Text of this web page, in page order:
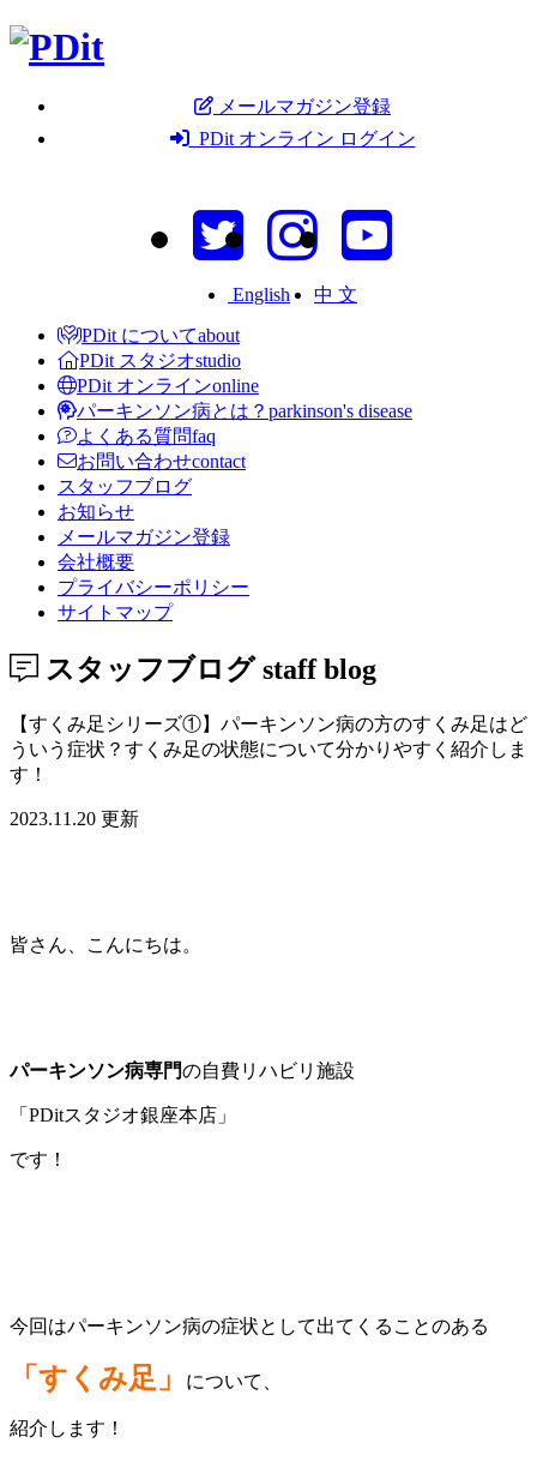
メールマガジン登録
PDit オンライン ログイン
English
中 文
PDit についてabout
PDit スタジオstudio
PDit オンラインonline
パーキンソン病とは？ parkinson's disease
よくある質問faq
お問い合わせcontact
スタッフブログ
お知らせ
メールマガジン登録
会社概要
プライバシーポリシー
サイトマップ
スタッフブログ staff blog
【すくみ足シリーズ①】パーキンソン病の方のすくみ足はど
ういう症状？すくみ足の状態について分かりやすく紹介しま
す！
2023.11.20 更新
皆さん、こんにちは。
パーキンソン病専門の自費リハビリ施設
「PDitスタジオ銀座本店」
です！
今回はパーキンソン病の症状として出てくることのある
「すくみ足」 について、
紹介します！